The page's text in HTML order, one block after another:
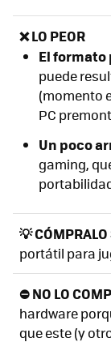
❌ LO PEOR
El
puede
(momento
PC
Un poco
gaming,
💡 CÓMPRALO
portátil para
⛔ NO LO
hardware
que este (y